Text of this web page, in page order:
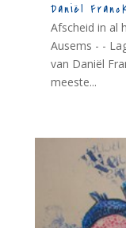
Daniël
Afscheid in al
Ausems - -
van Daniël
meeste...